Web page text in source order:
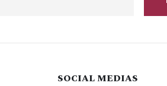
SOCIAL MEDIAS